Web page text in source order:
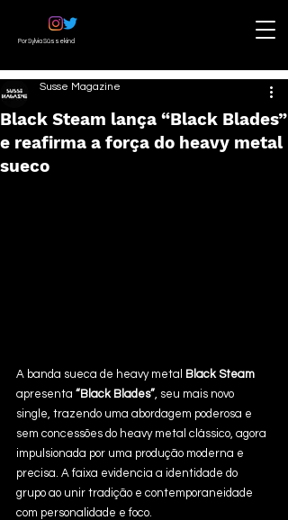
Por Sylvia Süssekind
Black Steam lança “Black Blades”
e reafirma a força do heavy metal
sueco
Susse Magazine
A banda sueca de heavy metal Black Steam
apresenta “Black Blades” , seu mais novo
single, trazendo uma abordagem poderosa e
sem concessões do heavy metal clássico, agora
impulsionada por uma produção moderna e
precisa. A faixa evidencia a identidade do
grupo ao unir tradição e contemporaneidade
com personalidade e foco.